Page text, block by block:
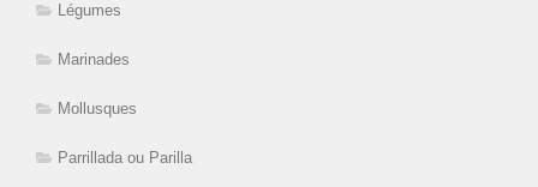
Légumes
Marinades
Mollusques
Parrillada ou Parilla